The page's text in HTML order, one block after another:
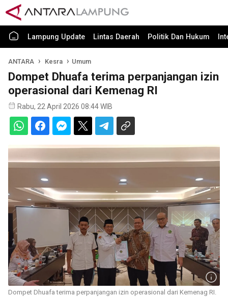
Lampung Update Lintas Daerah Politik Dan Hukum
ANTARA Kesra Umum
Dompet Dhuafa terima perpanjangan izin
operasional dari Kemenag RI
Rabu, 22 April 2026 08:44 WIB
Dompet Dhuafa terima perpanjangan izin operasional dari Kemenag RI.